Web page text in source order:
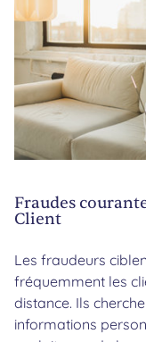
Fraudes
Client
Les fraudeurs
fréquemment les
distance. Ils
informations